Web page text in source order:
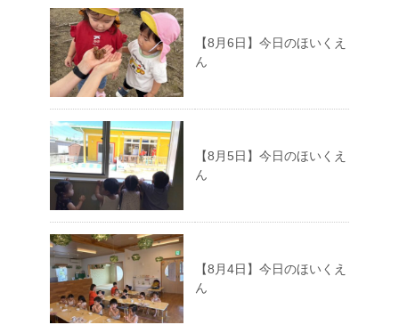
【8月6日】今日のほいくえ
ん
【8月5日】今日のほいくえ
ん
【8月4日】今日のほいくえ
ん